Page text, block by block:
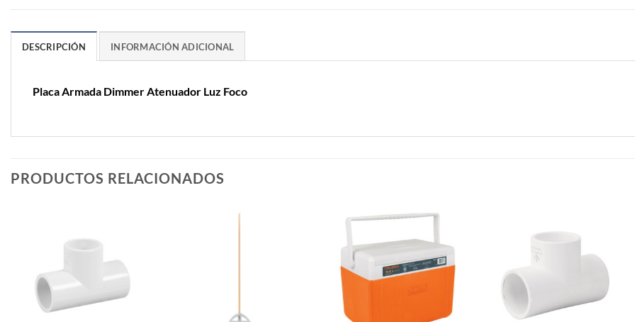
DESCRIPCIÓN INFORMACIÓN ADICIONAL
Placa Armada Dimmer Atenuador Luz Foco
PRODUCTOS RELACIONADOS